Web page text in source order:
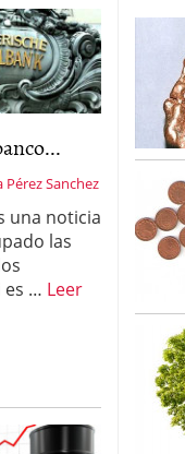
que
Pérez Sanchez
una noticia
las
es … Leer